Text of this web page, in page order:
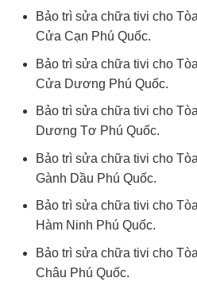
Bảo trì sửa chữa tivi cho
Cửa Cạn Phú Quốc.
Bảo trì sửa chữa tivi cho
Cửa Dương Phú Quốc.
Bảo trì sửa chữa tivi cho
Dương Tơ Phú Quốc.
Bảo trì sửa chữa tivi cho
Gành Dầu Phú Quốc.
Bảo trì sửa chữa tivi cho
Hàm Ninh Phú Quốc.
Bảo trì sửa chữa tivi cho
Châu Phú Quốc.